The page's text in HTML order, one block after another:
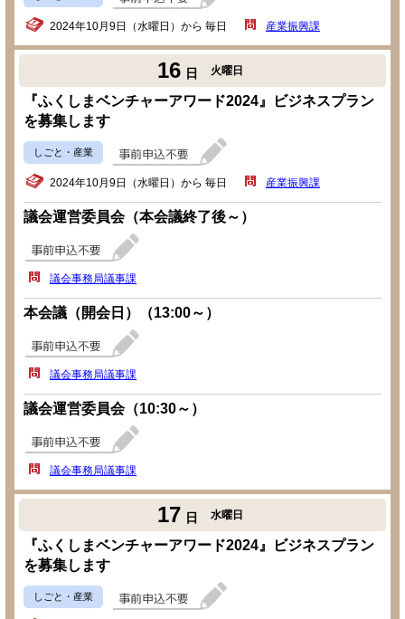
2024年10月9日（水曜日）から 毎日 産業振興課
16 日 火曜日
『ふくしまベンチャーアワード2024』ビジネスプラン
を募集します
しごと・産業
2024年10月9日（水曜日）から 毎日 産業振興課
議会運営委員会（本会議終了後～）
議会事務局議事課
本会議（開会日）（13:00～）
議会事務局議事課
議会運営委員会（10:30～）
議会事務局議事課
17 日 水曜日
『ふくしまベンチャーアワード2024』ビジネスプラン
を募集します
しごと・産業